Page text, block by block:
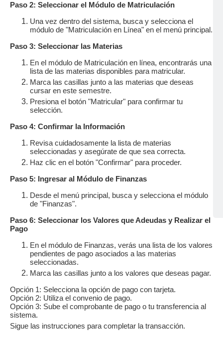
Paso 2: Seleccionar el Módulo de Matriculación
Una vez dentro del sistema, busca y selecciona el
módulo de "Matriculación en Línea" en el menú principal.
Paso 3: Seleccionar las Materias
En el módulo de Matriculación en línea, encontrarás una
lista de las materias disponibles para matricular.
Marca las casillas junto a las materias que deseas
cursar en este semestre.
Presiona el botón "Matricular" para confirmar tu
selección.
Paso 4: Confirmar la Información
Revisa cuidadosamente la lista de materias
seleccionadas y asegúrate de que sea correcta.
Haz clic en el botón "Confirmar" para proceder.
Paso 5: Ingresar al Módulo de Finanzas
Desde el menú principal, busca y selecciona el módulo
de "Finanzas".
Paso 6: Seleccionar los Valores que Adeudas y Realizar el
Pago
En el módulo de Finanzas, verás una lista de los valores
pendientes de pago asociados a las materias
seleccionadas.
Marca las casillas junto a los valores que deseas pagar.
Opción 1: Selecciona la opción de pago con tarjeta.
Opción 2: Utiliza el convenio de pago.
Opción 3: Sube el comprobante de pago o tu transferencia al
sistema.
Sigue las instrucciones para completar la transacción.